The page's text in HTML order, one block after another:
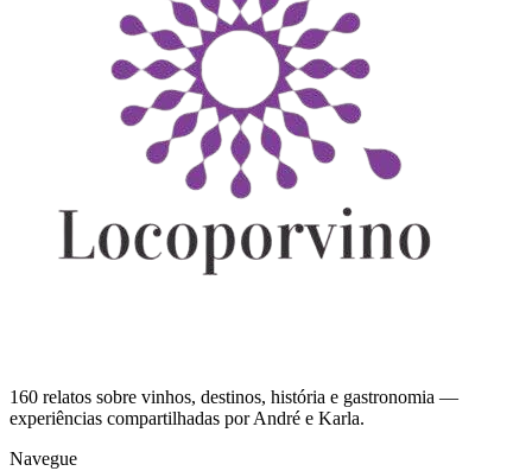
160 relatos sobre vinhos, destinos, história e gastronomia —
experiências compartilhadas por André e Karla.
Navegue